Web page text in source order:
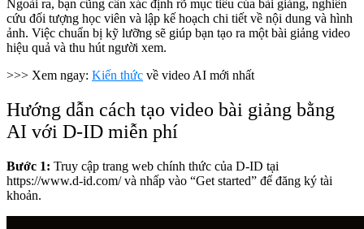
Ngoài ra, bạn cũng cần xác định rõ mục tiêu của bài giảng, nghiên
cứu đối tượng học viên và lập kế hoạch chi tiết về nội dung và hình
ảnh. Việc chuẩn bị kỹ lưỡng sẽ giúp bạn tạo ra một bài giảng video
hiệu quả và thu hút người xem.
>>> Xem ngay: Kiến thức về video AI mới nhất
Hướng dẫn cách tạo video bài giảng bằng
AI với D-ID miễn phí
Bước 1: Truy cập trang web chính thức của D-ID tại
https://www.d-id.com/và nhấp vào “Get started” để đăng ký tài
khoản.